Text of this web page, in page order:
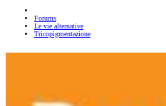
Forums
Le vie alternative
Tricopigmentazione